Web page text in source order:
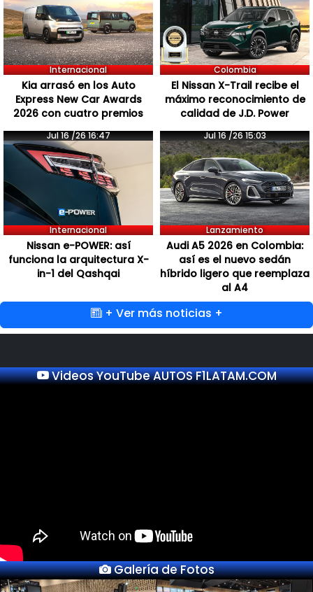
Internacional
Kia arrasó en los Auto
Express New Car Awards
2026 con cuatro premios
Colombia
El Nissan X-Trail recibe el
máximo reconocimiento de
calidad de J.D. Power
Jul 16 /26 16:47
Internacional
Nissan e-POWER: así
funciona la arquitectura X-
in-1 del Qashqai
Jul 16 /26 15:03
Lanzamiento
Audi A5 2026 en Colombia:
así es el nuevo sedán
híbrido ligero que reemplaza
al A4
+ Ver más noticias +
Videos YouTube AUTOS F1LATAM.COM
Galería de Fotos